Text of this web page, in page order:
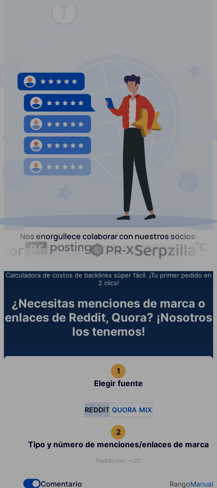
Nos enorgullece colaborar con nuestros socios:
Calculadora de costos de backlinks súper fácil. ¡Tu primer pedido en
2 clics!
¿Necesitas menciones de marca o
enlaces de Reddit, Quora? ¡Nosotros
los tenemos!
Elegir fuente
REDDIT QUORA MIX
Tipo y número de menciones/enlaces de marca
Pedido mín. = 20
Comentario RangoManual